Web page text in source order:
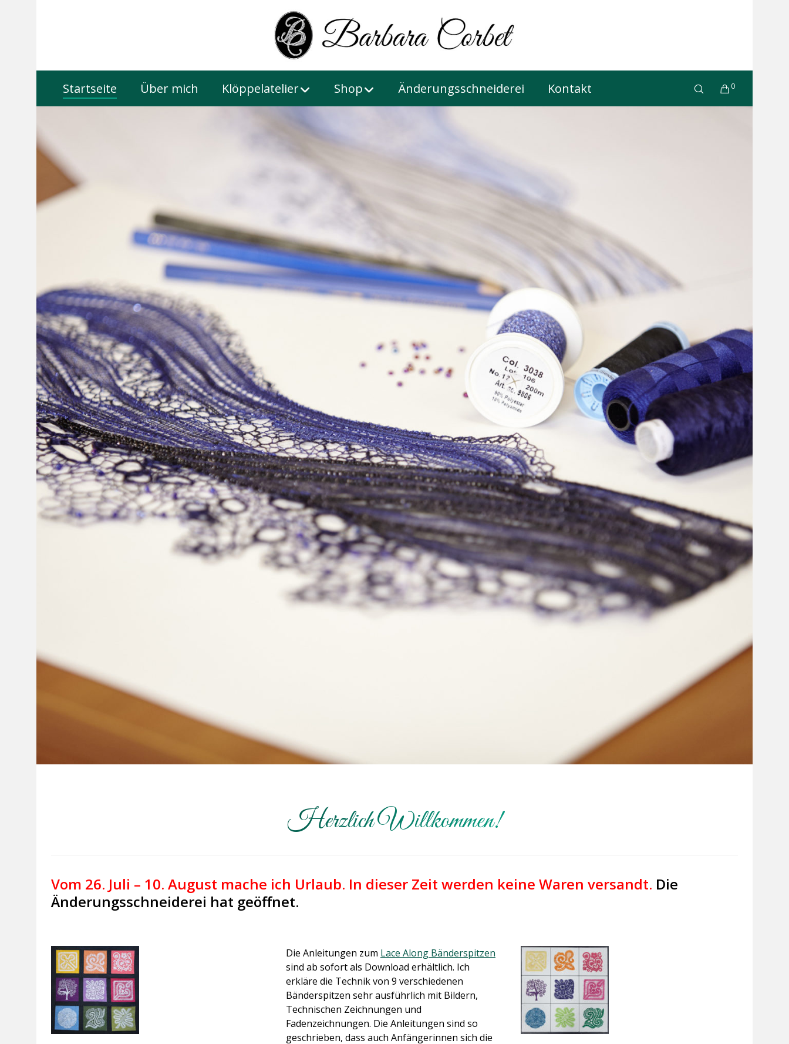
0
Startseite Über mich Klöppelatelier Shop Änderungsschneiderei Kontakt
Herzlich Willkommen!
Vom 26. Juli – 10. August mache ich Urlaub. In dieser Zeit werden keine Waren versandt. Die
Änderungsschneiderei hat geöffnet.
Die Anleitungen zum Lace Along Bänderspitzen
sind ab sofort als Download erhältlich. Ich
erkläre die Technik von 9 verschiedenen
Bänderspitzen sehr ausführlich mit Bildern,
Technischen Zeichnungen und
Fadenzeichnungen. Die Anleitungen sind so
geschrieben, dass auch Anfängerinnen sich die